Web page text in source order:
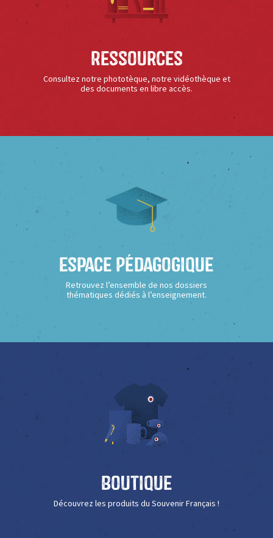
Ressources
Consultez notre phototèque, notre vidéothèque et
des documents en libre accès.
Espace Pédagogique
Retrouvez l’ensemble de nos dossiers
thématiques dédiés à l’enseignement.
Boutique
Découvrez les produits du Souvenir Français !